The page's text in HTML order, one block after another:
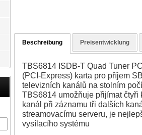
Beschreibung Preisentwicklung
TBS6814 ISDB-T Quad Tuner
(PCI-Express) karta pro příjem
televizních kanálů na stolním
TBS6814 umožňuje přijímat
kanál při záznamu tři dalších
streamovacímu serveru, je
vysílacího systému